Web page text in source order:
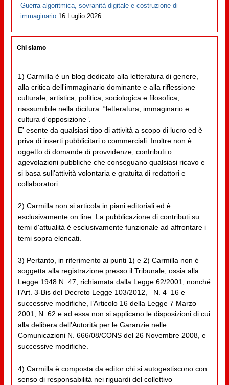
Guerra algoritmica, sovranità digitale e costruzione di
immaginario 16 Luglio 2026
Chi siamo
1) Carmilla è un blog dedicato alla letteratura di genere,
alla critica dell'immaginario dominante e alla riflessione
culturale, artistica, politica, sociologica e filosofica,
riassumibile nella dicitura: “letteratura, immaginario e
cultura d'opposizione”.
E' esente da qualsiasi tipo di attività a scopo di lucro ed è
priva di inserti pubblicitari o commerciali. Inoltre non è
oggetto di domande di provvidenze, contributi o
agevolazioni pubbliche che conseguano qualsiasi ricavo e
si basa sull'attività volontaria e gratuita di redattori e
collaboratori.
2) Carmilla non si articola in piani editoriali ed è
esclusivamente on line. La pubblicazione di contributi su
temi d'attualità è esclusivamente funzionale ad affrontare i
temi sopra elencati.
3) Pertanto, in riferimento ai punti 1) e 2) Carmilla non è
soggetta alla registrazione presso il Tribunale, ossia alla
Legge 1948 N. 47, richiamata dalla Legge 62/2001, nonché
l’Art. 3-Bis del Decreto Legge 103/2012, _N. 4_16 e
successive modifiche, l’Articolo 16 della Legge 7 Marzo
2001, N. 62 e ad essa non si applicano le disposizioni di cui
alla delibera dell'Autorità per le Garanzie nelle
Comunicazioni N. 666/08/CONS del 26 Novembre 2008, e
successive modifiche.
4) Carmilla è composta da editor chi si autogestiscono con
senso di responsabilità nei riguardi del collettivo